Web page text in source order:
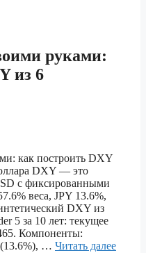
руками:
из 6
как построить DXY
DXY — это
с фиксированными
веса, JPY 13.6%,
DXY из
5 за 10 лет: текущее
Компоненты:
… Читать далее